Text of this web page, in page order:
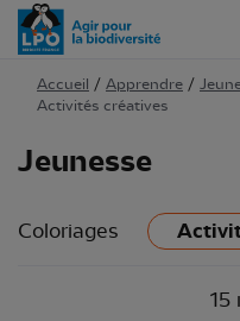
Accueil / Apprendre /
Activités créatives
Jeunesse
Coloriages
15